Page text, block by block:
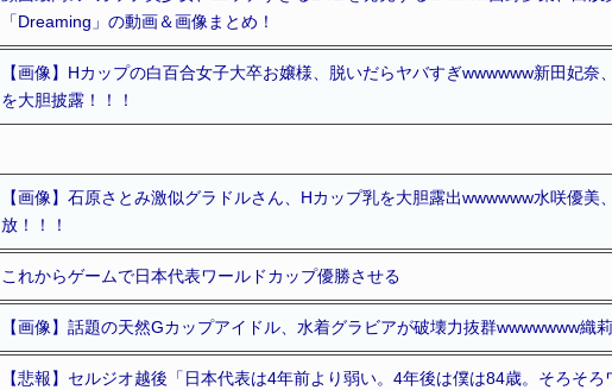
「Dreaming」の動画＆画像まとめ！
【画像】Hカップの白百合女子大卒お嬢様、脱いだらヤバすぎwwwwww新田妃
を大胆披露！！！
【画像】石原さとみ激似グラドルさん、Hカップ乳を大胆露出wwwwww水咲優美
放！！！
これからゲームで日本代表ワールドカップ優勝させる
【画像】話題の天然Gカップアイドル、水着グラビアが破壊力抜群wwwwwww織
【悲報】セルジオ越後「日本代表は4年前より弱い。4年後は僕は84歳。そろそろ